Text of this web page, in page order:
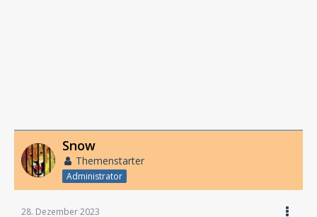
Snow
Themenstarter
Administrator
28. Dezember 2023